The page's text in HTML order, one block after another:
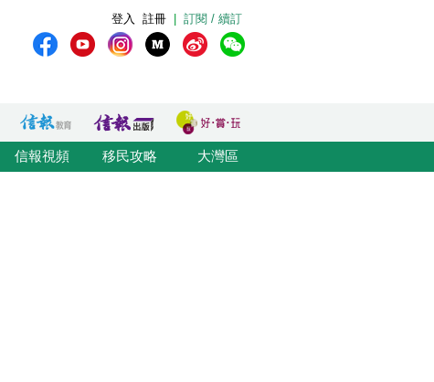
訂閱 / 續訂
註冊
登入
信報視頻 移民攻略 大灣區